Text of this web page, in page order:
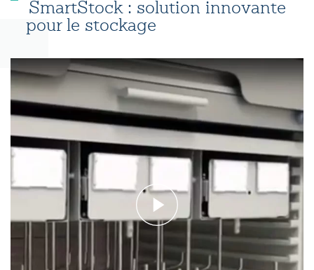
SmartStock : solution innovante
pour le stockage